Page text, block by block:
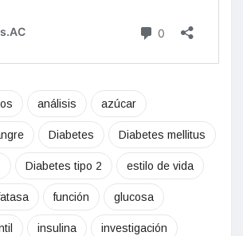
análisis azúcar
Diabetes Diabetes mellitus
Diabetes tipo 2 estilo de vida
función glucosa
insulina investigación